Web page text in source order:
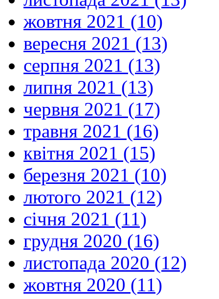
жовтня 2021 (10)
вересня 2021 (13)
серпня 2021 (13)
липня 2021 (13)
червня 2021 (17)
травня 2021 (16)
квітня 2021 (15)
березня 2021 (10)
лютого 2021 (12)
січня 2021 (11)
грудня 2020 (16)
листопада 2020 (12)
жовтня 2020 (11)